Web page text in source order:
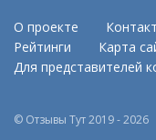
О проекте
Рейтинги
Карта
Для представителей
© Отзывы Тут 2019 - 2026